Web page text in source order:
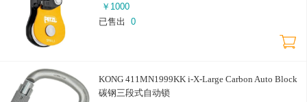
￥ 1000
已售出
0
KONG 411MN1999KK i-X-Large Carbon Auto Block
碳钢三段式自动锁